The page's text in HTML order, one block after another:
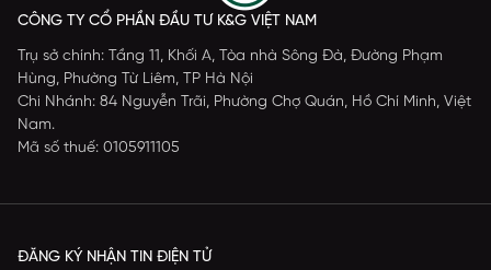
CÔNG TY CỔ PHẦN ĐẦU TƯ K&G VIỆT NAM
Trụ sở chính: Tầng 11, Khối A, Tòa nhà Sông Đà, Đường Phạm
Hùng, Phường Từ Liêm, TP Hà Nội
Chi Nhánh: 84 Nguyễn Trãi, Phường Chợ Quán, Hồ Chí Minh, Việt
Nam.
Mã số thuế: 0105911105
ĐĂNG KÝ NHẬN TIN ĐIỆN TỬ